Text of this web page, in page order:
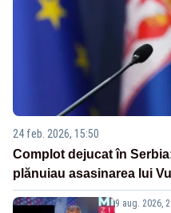
24 feb. 2026, 15:50
Complot dejucat în
plănuiau asasinarea lui
9 aug. 2026,